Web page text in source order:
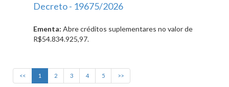
Decreto - 19675/2026
Ementa: Abre créditos suplementares no valor de
R$54.834.925,97.
<< 1 2 3 4 5 >>